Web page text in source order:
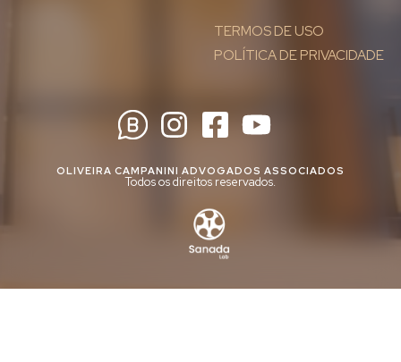
TERMOS DE USO
POLÍTICA DE PRIVACIDADE
OLIVEIRA CAMPANINI ADVOGADOS ASSOCIADOS
Todos os direitos reservados.